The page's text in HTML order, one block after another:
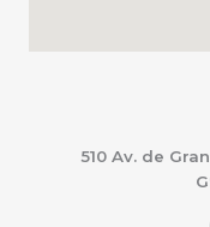
510 Av. de